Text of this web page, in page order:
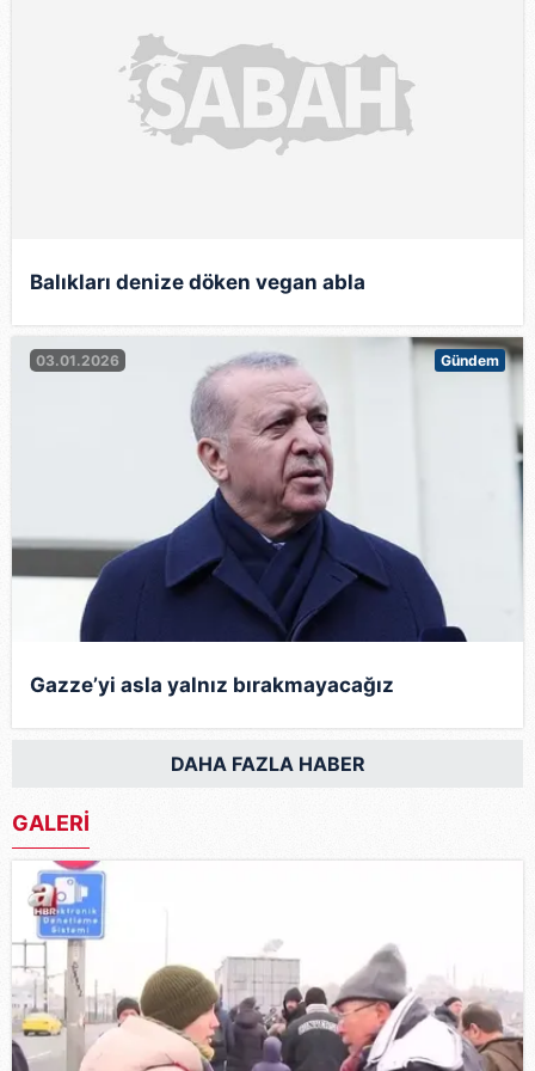
Balıkları denize döken vegan abla
03.01.2026 Gündem
Gazze’yi asla yalnız bırakmayacağız
DAHA FAZLA HABER
GALERİ